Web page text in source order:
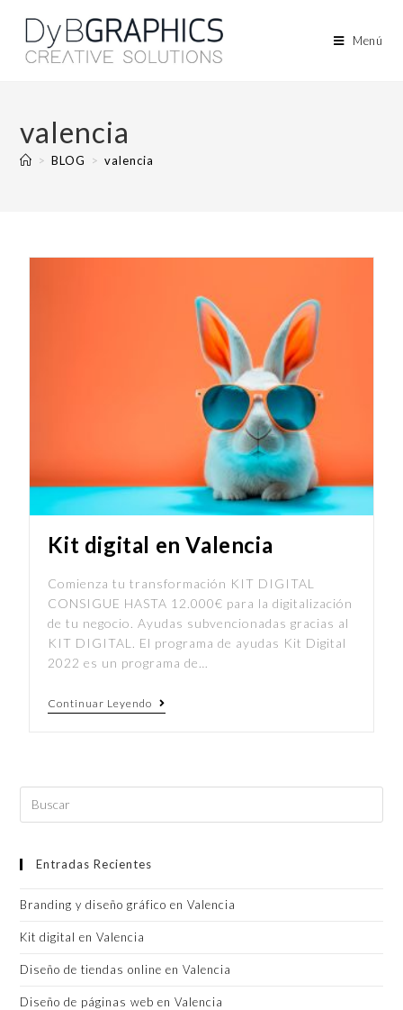
Menú
valencia
> BLOG > valencia
Kit digital en Valencia
Comienza tu transformación KIT DIGITAL
CONSIGUE HASTA 12.000€ para la digitalización
de tu negocio. Ayudas subvencionadas gracias al
KIT DIGITAL. El programa de ayudas Kit Digital
2022 es un programa de…
Continuar Leyendo
Entradas Recientes
Branding y diseño gráfico en Valencia
Kit digital en Valencia
Diseño de tiendas online en Valencia
Diseño de páginas web en Valencia